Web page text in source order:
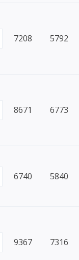
7208 5792
8671 6773
6740 5840
9367 7316